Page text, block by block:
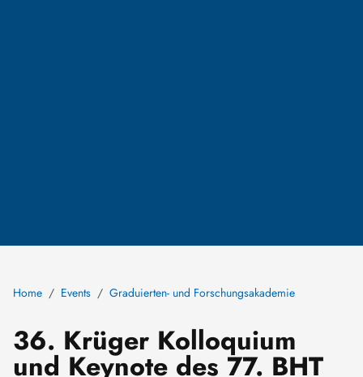
Home Events Graduierten- und Forschungsakademie
36. Krüger Kolloquium
und Keynote des 77. BHT